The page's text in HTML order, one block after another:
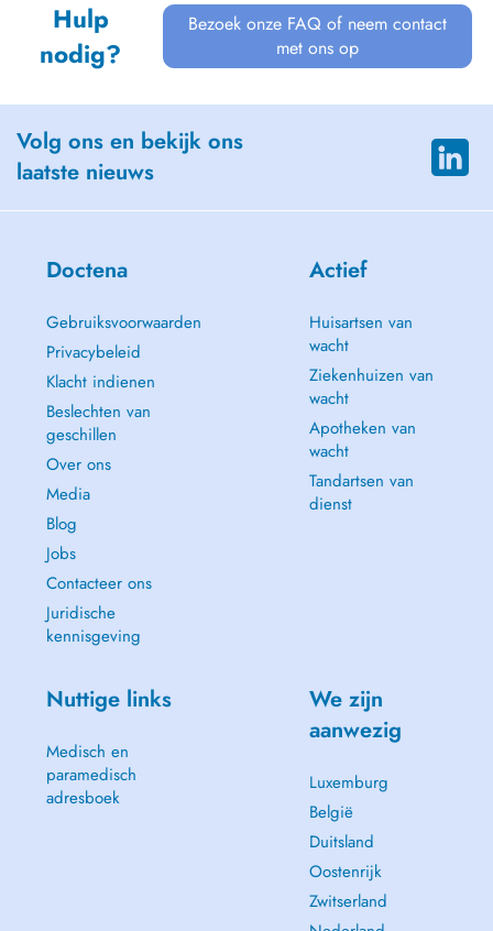
Hulp
nodig?
Bezoek onze FAQ of neem contact
met ons op
Volg ons en bekijk ons
laatste nieuws
Doctena
Gebruiksvoorwaarden
Privacybeleid
Klacht indienen
Beslechten van
geschillen
Over ons
Media
Blog
Jobs
Contacteer ons
Juridische
kennisgeving
Actief
Huisartsen van
wacht
Ziekenhuizen van
wacht
Apotheken van
wacht
Tandartsen van
dienst
Nuttige links
Medisch en
paramedisch
adresboek
We zijn
aanwezig
Luxemburg
België
Duitsland
Oostenrijk
Zwitserland